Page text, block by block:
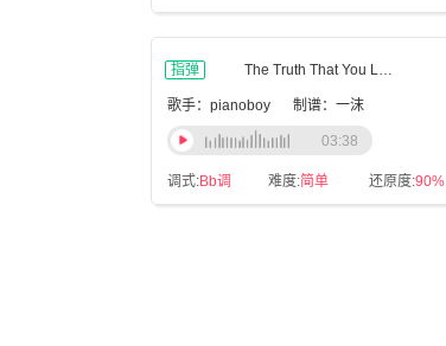
指弹 The Truth That You Leave
歌手：pianoboy 制谱：一沫
调式:Bb调 难度:简单 还原度:90%
03:38